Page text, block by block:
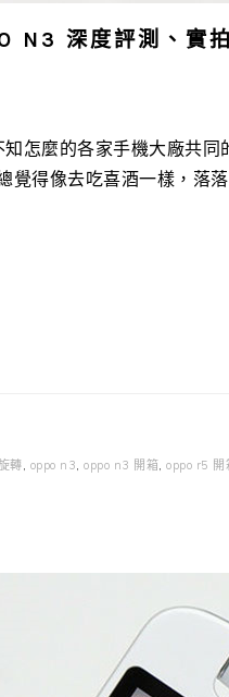
N3 深度評測、實
怎麼的各家手機大廠共
覺得像去吃喜酒一樣，落
轉, oppo n3, oppo n3 開箱, oppo r5 開